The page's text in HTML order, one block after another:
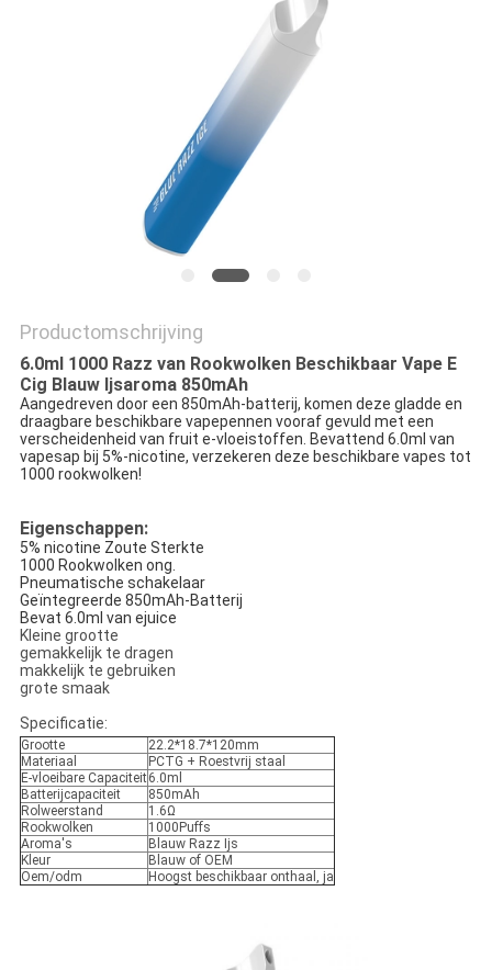
Productomschrijving
6.0ml 1000 Razz van Rookwolken Beschikbaar Vape E
Cig Blauw Ijsaroma 850mAh
Aangedreven door een 850mAh-batterij, komen deze gladde en
draagbare beschikbare vapepennen vooraf gevuld met een
verscheidenheid van fruit e-vloeistoffen. Bevattend 6.0ml van
vapesap bij 5%-nicotine, verzekeren deze beschikbare vapes tot
1000 rookwolken!
Eigenschappen:
5% nicotine Zoute Sterkte
1000 Rookwolken ong.
Pneumatische schakelaar
Geïntegreerde 850mAh-Batterij
Bevat 6.0ml van ejuice
Kleine grootte
gemakkelijk te dragen
makkelijk te gebruiken
grote smaak
Specificatie:
Grootte
22.2*18.7*120mm
Materiaal
PCTG + Roestvrij staal
E-vloeibare Capaciteit6.0ml
Batterijcapaciteit
850mAh
Rolweerstand
1.6Ω
Rookwolken
1000Puffs
Aroma's
Blauw Razz Ijs
Kleur
Blauw of OEM
Oem/odm
Hoogst beschikbaar onthaal, ja